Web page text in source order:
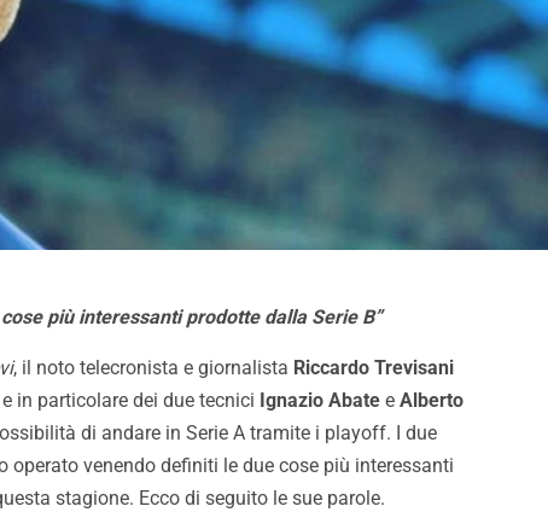
più interessanti prodotte dalla Serie B”
, il noto telecronista e giornalista Riccardo Trevisani
in particolare dei due tecnici Ignazio Abatee Alberto
di andare in Serie A tramite i playoff. I due
venendo definiti le due cose più interessanti
stagione. Ecco di seguito le sue parole.